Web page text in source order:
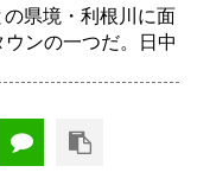
県境・利根川に面
ンの一つだ。日中